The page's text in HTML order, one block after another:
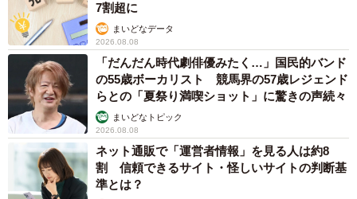
7/11
温まりながらきょろきょろ 写真提供：日本モンキーセンター
7割超に
まいどなデータ
2026.08.08
「だんだん時代劇俳優みたく…」国民的バンド
の55歳ボーカリスト 競馬界の57歳レジェンド
らとの「夏祭り満喫ショット」に驚きの声続々
まいどなトピック
2026.08.08
ネット通販で「運営者情報」を見る人は約8
割 信頼できるサイト・怪しいサイトの判断基
準とは？